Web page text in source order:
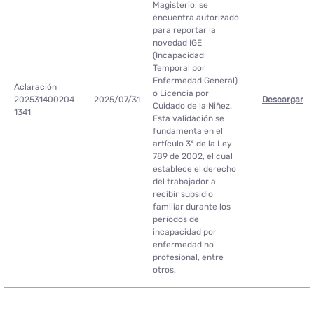
Aclaración
202531400204
1341
2025/07/31
Magisterio, se
encuentra autorizado
para reportar la
novedad IGE
(Incapacidad
Temporal por
Enfermedad General)
o Licencia por
Cuidado de la Niñez.
Esta validación se
fundamenta en el
artículo 3° de la Ley
789 de 2002, el cual
establece el derecho
del trabajador a
recibir subsidio
familiar durante los
períodos de
incapacidad por
enfermedad no
profesional, entre
otros.
Descargar